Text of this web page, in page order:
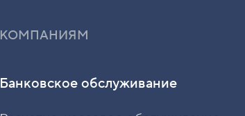
КОМПАНИЯМ
Банковское обслуживание